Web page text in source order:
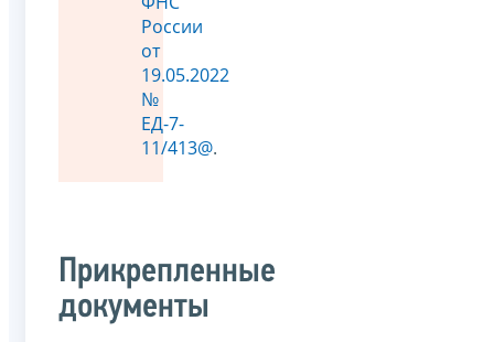
России
от
19.05.2022
№
ЕД-7-
11/413@.
Прикрепленные
документы